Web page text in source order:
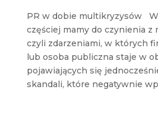
PR w dobie multikryzysów
częściej mamy do czynienia z
czyli zdarzeniami, w których
lub osoba publiczna staje w
pojawiających się
skandali, które negatywnie